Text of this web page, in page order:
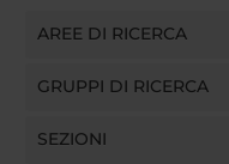
AREE DI RICERCA
GRUPPI DI RICERCA
SEZIONI